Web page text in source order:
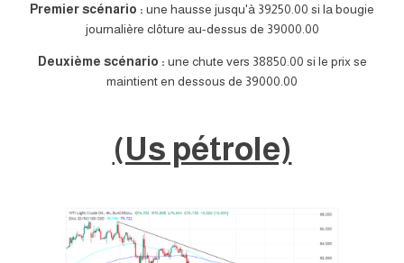
Premier scénario : une hausse jusqu'à 39250.00 si la bougie
journalière clôture au-dessus de 39000.00
Deuxième scénario : une chute vers 38850.00 si le prix se
maintient en dessous de 39000.00
(Us pétrole)